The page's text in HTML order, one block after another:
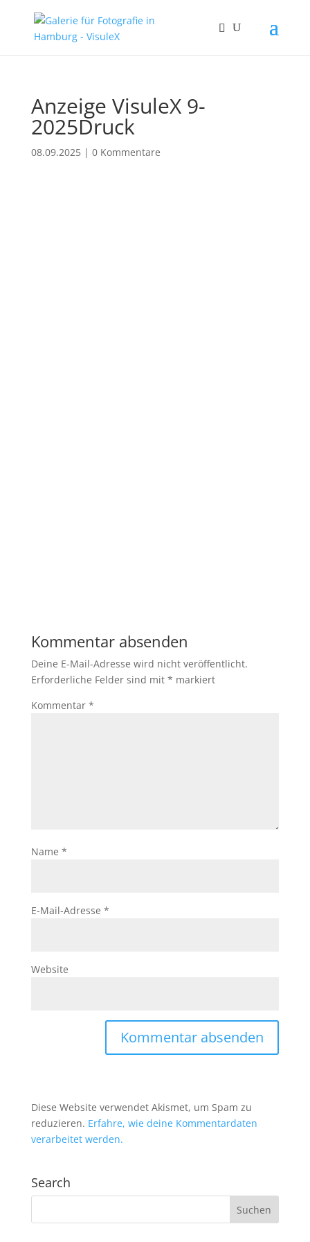
Anzeige VisuleX 9-
2025Druck
08.09.2025| 0 Kommentare
Kommentar absenden
Deine E-Mail-Adresse wird nicht veröffentlicht.
Erforderliche Felder sind mit * markiert
Kommentar *
Name *
E-Mail-Adresse *
Website
Diese Website verwendet Akismet, um Spam zu
reduzieren. Erfahre, wie deine Kommentardaten
verarbeitet werden.
Search